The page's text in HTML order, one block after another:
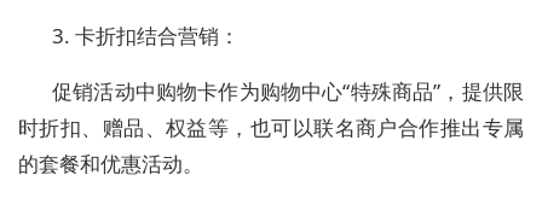
3. 卡折扣结合营销：
促销活动中购物卡作为购物中心“特殊商品”，提供限
时折扣、赠品、权益等，也可以联名商户合作推出专属
的套餐和优惠活动。